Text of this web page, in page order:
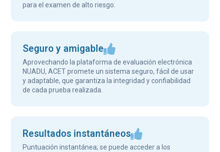
para el examen de alto riesgo.
Seguro y amigable
Aprovechando la plataforma de evaluación electrónica
NUADU, ACET promete un sistema seguro, fácil de usar
y adaptable, que garantiza la integridad y confiabilidad
de cada prueba realizada.
Resultados instantáneos
Puntuación instantánea; se puede acceder a los